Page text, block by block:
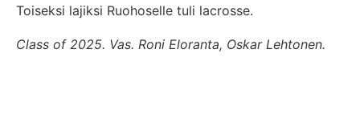
Toiseksi lajiksi Ruohoselle tuli lacrosse.
Class of 2025. Vas. Roni Eloranta, Oskar Lehtonen.